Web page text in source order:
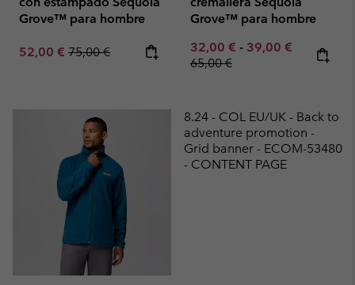
Grove™ para hombre
Sale price:
52,00 € Regular price:
75,00 €
Grove™ para hombre
Minimum sale price:
32,00 € - Maximum sale
39,00 € Regular
65,00 €
8.24 - COL EU/UK - Back to
adventure promotion -
Grid banner - ECOM-53480
- CONTENT PAGE